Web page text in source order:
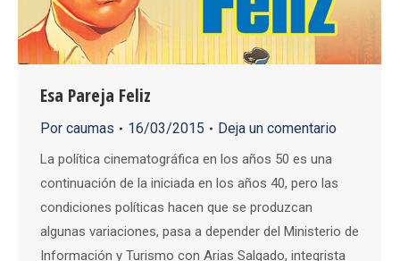
Esa Pareja Feliz
Por caumas 16/03/2015 Deja un comentario
La política cinematográfica en los años 50 es una
continuación de la iniciada en los años 40, pero las
condiciones políticas hacen que se produzcan
algunas variaciones, pasa a depender del Ministerio de
Información y Turismo con Arias Salgado, integrista